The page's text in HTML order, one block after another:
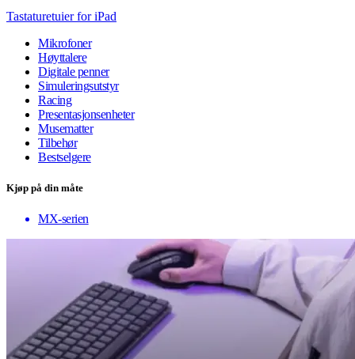
Tastaturetuier for iPad
Mikrofoner
Høyttalere
Digitale penner
Simuleringsutstyr
Racing
Presentasjonsenheter
Musematter
Tilbehør
Bestselgere
Kjøp på din måte
MX-serien